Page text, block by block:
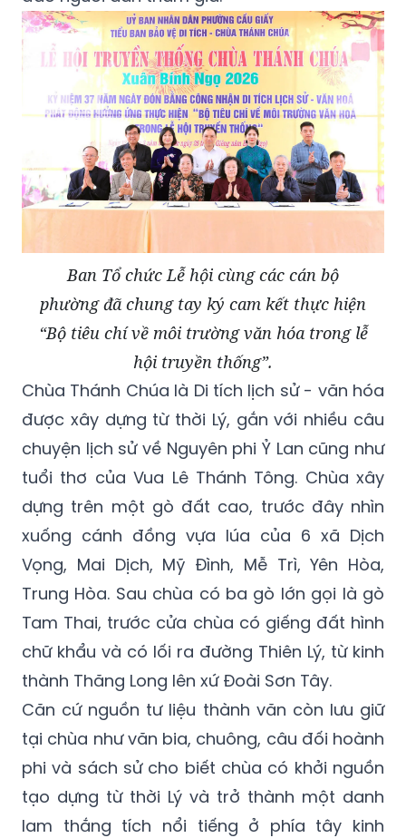
Ban Tổ chức Lễ hội cùng các cán bộ
phường đã chung tay ký cam kết thực hiện
“Bộ tiêu chí về môi trường văn hóa trong lễ
hội truyền thống”.
Chùa Thánh Chúa là Di tích lịch sử - văn hóa
được xây dựng từ thời Lý, gắn với nhiều câu
chuyện lịch sử về Nguyên phi Ỷ Lan cũng như
tuổi thơ của Vua Lê Thánh Tông. Chùa xây
dựng trên một gò đất cao, trước đây nhìn
xuống cánh đồng vựa lúa của 6 xã Dịch
Vọng, Mai Dịch, Mỹ Đình, Mễ Trì, Yên Hòa,
Trung Hòa. Sau chùa có ba gò lớn gọi là gò
Tam Thai, trước cửa chùa có giếng đất hình
chữ khẩu và có lối ra đường Thiên Lý, từ kinh
thành Thăng Long lên xứ Đoài Sơn Tây.
Căn cứ nguồn tư liệu thành văn còn lưu giữ
tại chùa như văn bia, chuông, câu đối hoành
phi và sách sử cho biết chùa có khởi nguồn
tạo dựng từ thời Lý và trở thành một danh
lam thắng tích nổi tiếng ở phía tây kinh